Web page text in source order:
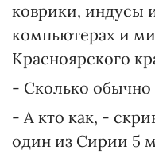
коврики, индусы
компьютерах и
Красноярского
- Сколько обычно
- А кто как, -
один из Сирии 5